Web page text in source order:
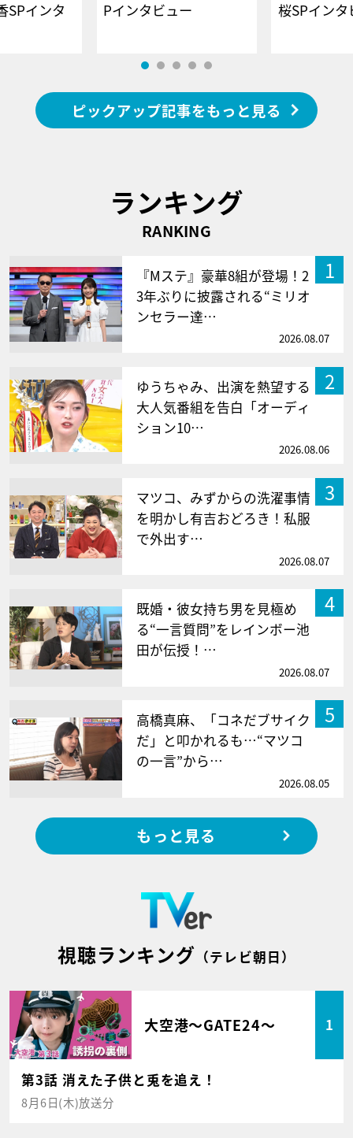
SPインタ
Pインタビュー
桜SPイ
ピックアップ記事をもっと見る
ランキング
RANKING
1
『Mステ』豪華8組が登場！2
3年ぶりに披露される“ミリオ
ンセラー達…
2026.08.07
2
ゆうちゃみ、出演を熱望する
大人気番組を告白「オーディ
ション10…
2026.08.06
3
マツコ、みずからの洗濯事情
を明かし有吉おどろき！私服
で外出す…
2026.08.07
4
既婚・彼女持ち男を見極め
る“一言質問”をレインボー池
田が伝授！…
2026.08.07
5
高橋真麻、「コネだブサイク
だ」と叩かれるも…“マツコ
の一言”から…
2026.08.05
もっと見る
視聴ランキング （テレビ朝日）
大空港～GATE24～ 1
第3話 消えた子供と兎を追え！
8月6日(木)放送分